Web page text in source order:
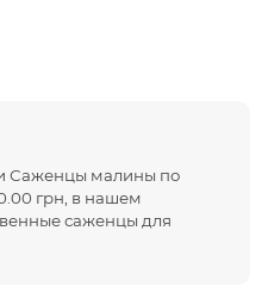
Саженцы малины по
грн, в нашем
саженцы для